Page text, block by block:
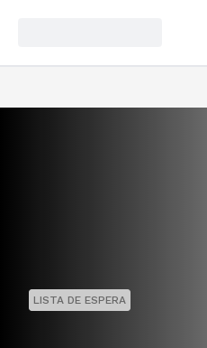
LISTA DE ESPERA